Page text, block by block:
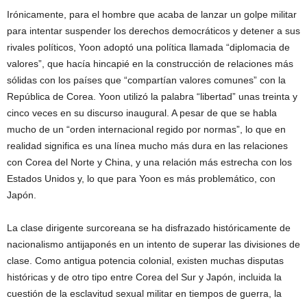
Irónicamente, para el hombre que acaba de lanzar un golpe militar
para intentar suspender los derechos democráticos y detener a sus
rivales políticos, Yoon adoptó una política llamada “diplomacia de
valores”, que hacía hincapié en la construcción de relaciones más
sólidas con los países que “compartían valores comunes” con la
República de Corea. Yoon utilizó la palabra “libertad” unas treinta y
cinco veces en su discurso inaugural. A pesar de que se habla
mucho de un “orden internacional regido por normas”, lo que en
realidad significa es una línea mucho más dura en las relaciones
con Corea del Norte y China, y una relación más estrecha con los
Estados Unidos y, lo que para Yoon es más problemático, con
Japón.
La clase dirigente surcoreana se ha disfrazado históricamente de
nacionalismo antijaponés en un intento de superar las divisiones de
clase. Como antigua potencia colonial, existen muchas disputas
históricas y de otro tipo entre Corea del Sur y Japón, incluida la
cuestión de la esclavitud sexual militar en tiempos de guerra, la